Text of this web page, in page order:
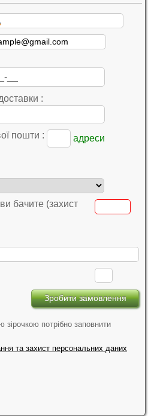
:
пошти :
адреси
бачите (захист
зірочкою потрібно заповнити
та захист персональних даних